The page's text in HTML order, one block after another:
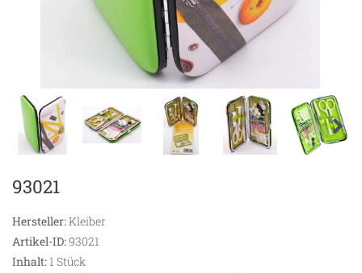
93021
Hersteller:Kleiber
Artikel-ID:93021
Inhalt:1 Stück